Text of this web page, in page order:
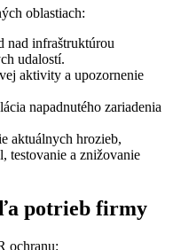
oblastiach:
nad infraštruktúrou
udalostí.
aktivity a upozornenie
napadnutého zariadenia
aktuálnych hrozieb,
testovanie a znižovanie
potrieb firmy
ochranu: